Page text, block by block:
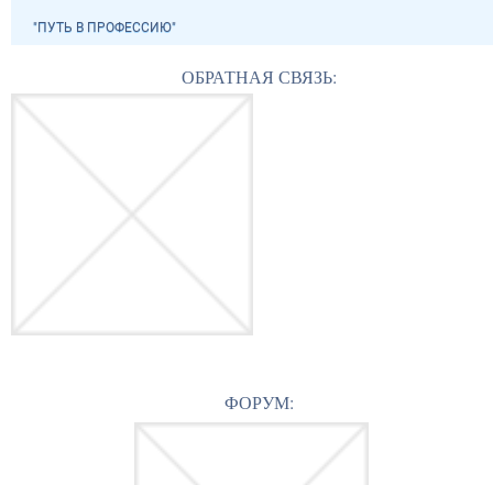
"ПУТЬ В ПРОФЕССИЮ"
ОБРАТНАЯ СВЯЗЬ:
ФОРУМ: